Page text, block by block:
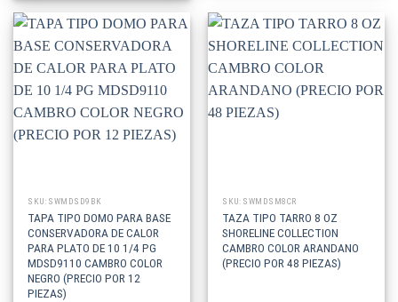
SKU: SWMDSD9BK
TAPA TIPO DOMO PARA BASE
CONSERVADORA DE CALOR
PARA PLATO DE 10 1/4 PG
MDSD9110 CAMBRO COLOR
NEGRO (PRECIO POR 12
PIEZAS)
SKU: SWMDSM8CR
TAZA TIPO TARRO 8 OZ
SHORELINE COLLECTION
CAMBRO COLOR ARANDANO
(PRECIO POR 48 PIEZAS)